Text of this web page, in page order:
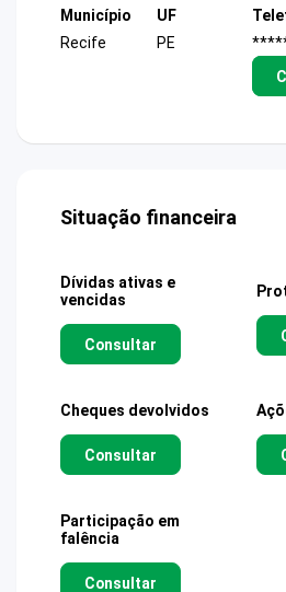
Município
Recife
UF
PE
Situação financeira
Dívidas ativas e
vencidas
Consultar
Cheques devolvidos
Consultar
Participação em
falência
Consultar